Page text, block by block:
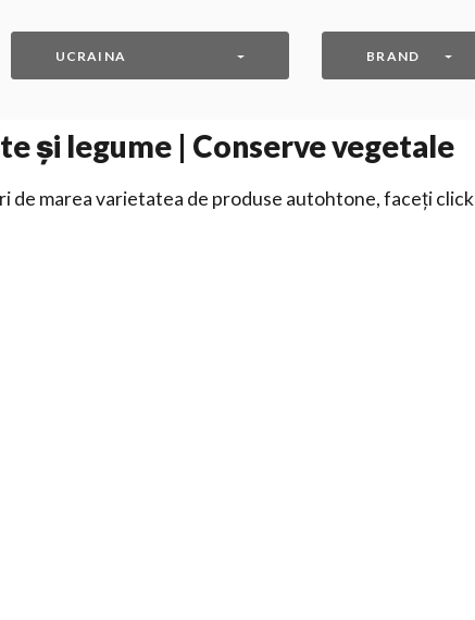
UCRAINA BRAND
și legume | Conserve vegetale
de marea varietatea de produse autohtone, faceți click